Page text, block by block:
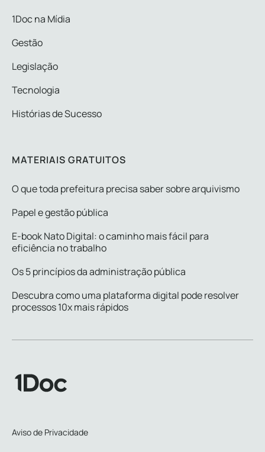
1Doc na Mídia
Gestão
Legislação
Tecnologia
Histórias de Sucesso
MATERIAIS GRATUITOS
O que toda prefeitura precisa saber sobre arquivismo
Papel e gestão pública
E-book Nato Digital: o caminho mais fácil para
eficiência no trabalho
Os 5 princípios da administração pública
Descubra como uma plataforma digital pode resolver
processos 10x mais rápidos
Aviso de Privacidade